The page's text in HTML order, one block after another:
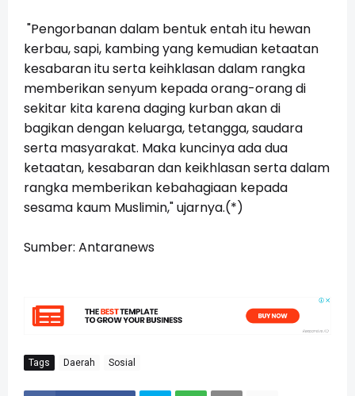
"Pengorbanan dalam bentuk entah itu hewan
kerbau, sapi, kambing yang kemudian ketaatan
kesabaran itu serta keihklasan dalam rangka
memberikan senyum kepada orang-orang di
sekitar kita karena daging kurban akan di
bagikan dengan keluarga, tetangga, saudara
serta masyarakat. Maka kuncinya ada dua
ketaatan, kesabaran dan keikhlasan serta dalam
rangka memberikan kebahagiaan kepada
sesama kaum Muslimin," ujarnya.(*)
Sumber: Antaranews
Tags Daerah Sosial